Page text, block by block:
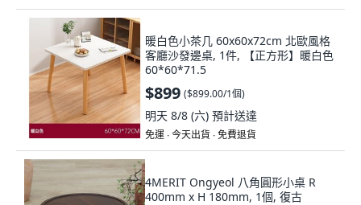
暖白色小茶几 60x60x72cm 北歐風格
客廳沙發邊桌, 1件, 【正方形】暖白色
60*60*71.5
$899 ($899.00/1個)
明天 8/8 (六) 預計送達
免運 ∙ 今天出貨 ∙ 免費退貨
4MERIT Ongyeol 八角圓形小桌 R
400mm x H 180mm, 1個, 復古